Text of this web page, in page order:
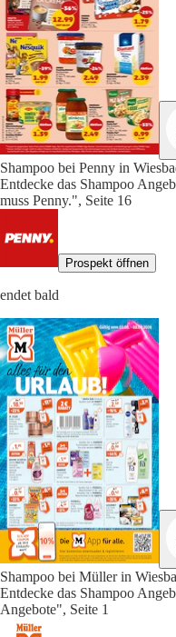
Shampoo bei Penny in
Entdecke das Shampoo
muss Penny.", Seite 16
Prospekt öffnen
endet bald
Shampoo bei Müller in
Entdecke das Shampoo
Angebote", Seite 1